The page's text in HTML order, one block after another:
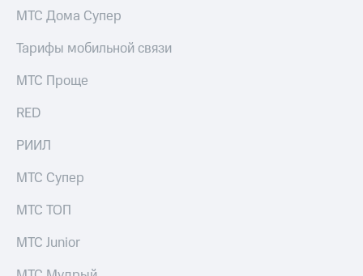
Описание
Уведомление
погашении
именных
Контакты
развитие
этика
На главную
МТС Дома Супер
Тарифы мобильной связи
МТС Проще
RED
РИИЛ
МТС Супер
МТС ТОП
МТС Junior